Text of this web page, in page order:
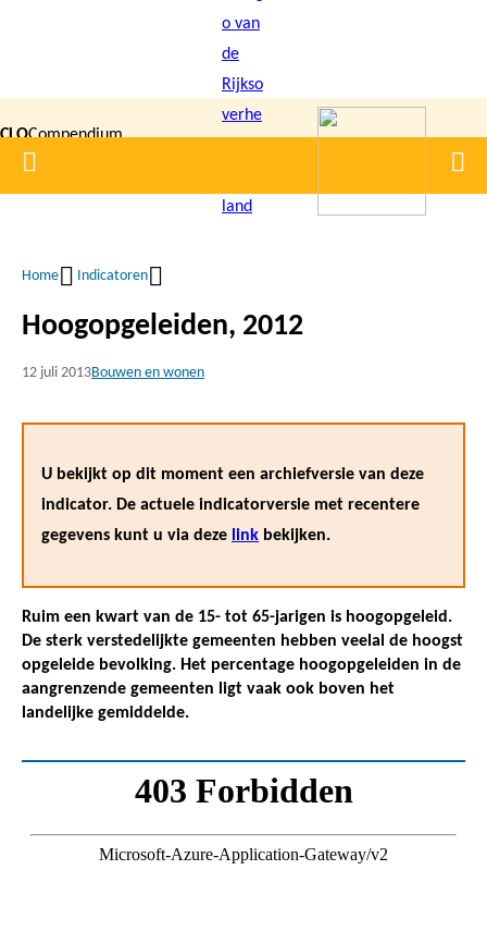
inhoud
gaan
CLOCompendium
voor de
Home
Kruimelpad
Home Indicatoren
Hoogopgeleiden, 2012
12 juli 2013Bouwen en wonen
U bekijkt op dit moment een archiefversie van deze
indicator. De actuele indicatorversie met recentere
gegevens kunt u via deze link bekijken.
Ruim een kwart van de 15- tot 65-jarigen is hoogopgeleid.
De sterk verstedelijkte gemeenten hebben veelal de hoogst
opgeleide bevolking. Het percentage hoogopgeleiden in de
aangrenzende gemeenten ligt vaak ook boven het
landelijke gemiddelde.